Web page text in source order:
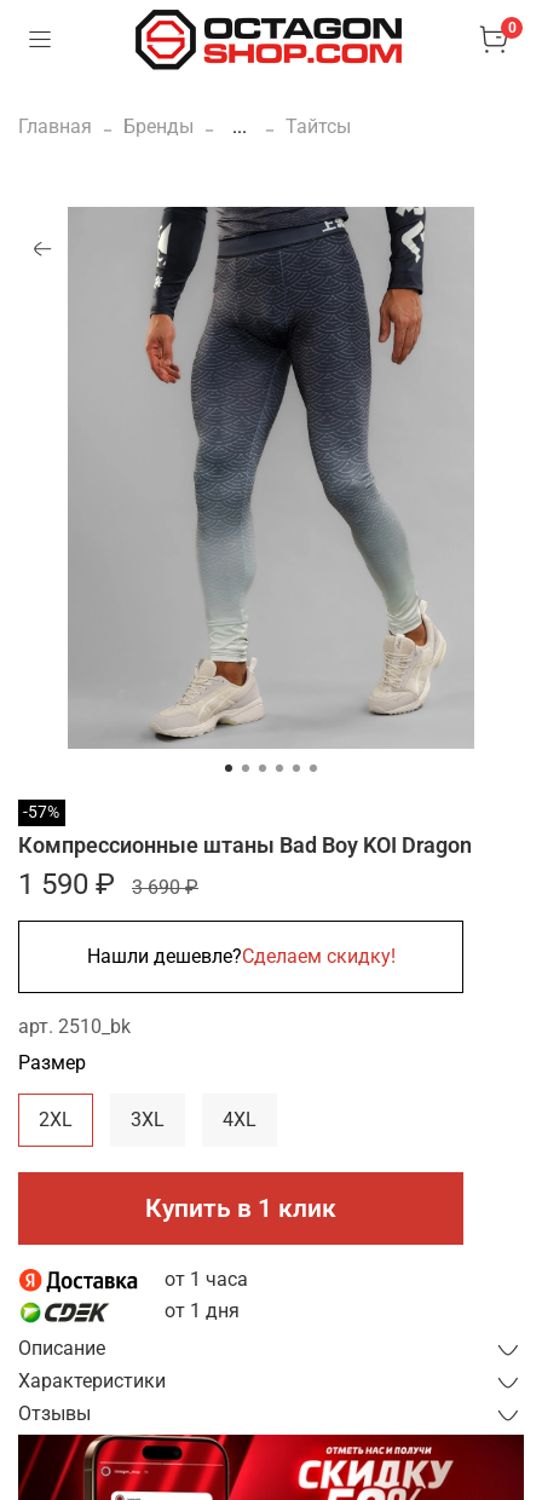
0
Главная Бренды ... Тайтсы
-57%
арт. 2510_bk
Компрессионные штаны Bad Boy KOI Dragon
1 590 ₽ 3 690 ₽
Нашли дешевле?Сделаем скидку!
Купить в 1 клик
от 1 часа
от 1 дня
Размер
2XL 3XL 4XL
Описание
Характеристики
Отзывы